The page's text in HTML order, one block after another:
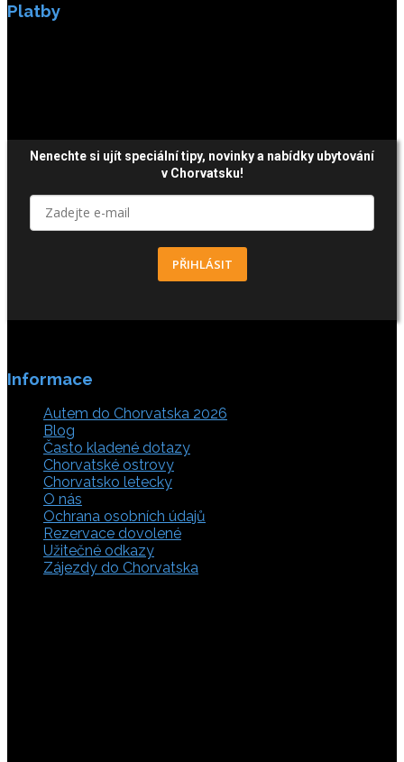
Platby
Nenechte si ujít speciální tipy, novinky a nabídky ubytování
v Chorvatsku!
PŘIHLÁSIT
Informace
Autem do Chorvatska 2026
Blog
Často kladené dotazy
Chorvatské ostrovy
Chorvatsko letecky
O nás
Ochrana osobních údajů
Rezervace dovolené
Užitečné odkazy
Zájezdy do Chorvatska